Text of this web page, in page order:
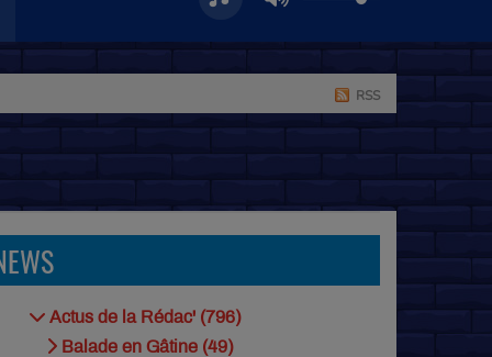
RSS
Actus de la Rédac' (796)
Balade en Gâtine (49)